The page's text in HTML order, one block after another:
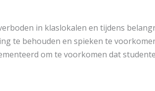
in klaslokalen en tijdens
te behouden en spieken te
om te voorkomen dat